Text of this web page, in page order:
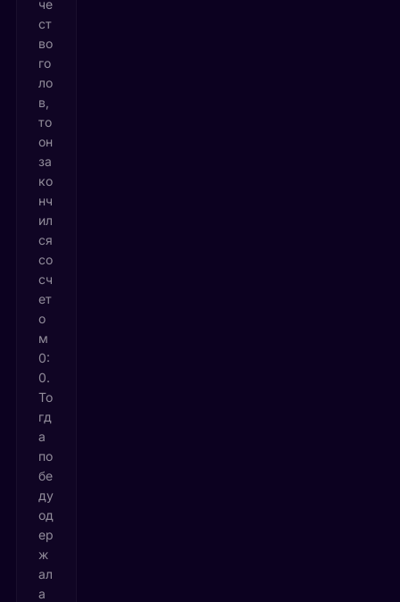
че
ст
во
го
ло
в,
то
он
за
ко
нч
ил
ся
со
сч
ет
о
м
0:
0.
То
гд
а
по
бе
ду
од
ер
ж
ал
а